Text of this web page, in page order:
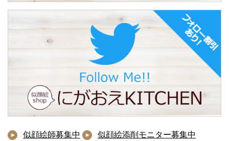
似顔絵師募集中 似顔絵添削モニター募集中